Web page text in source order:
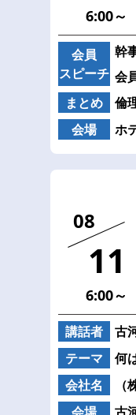
6:00～
会員
スピーチ
幹
会
まとめ
倫
会場
ホ
08
11
6:00～
講話者
古
テーマ
何
会社名